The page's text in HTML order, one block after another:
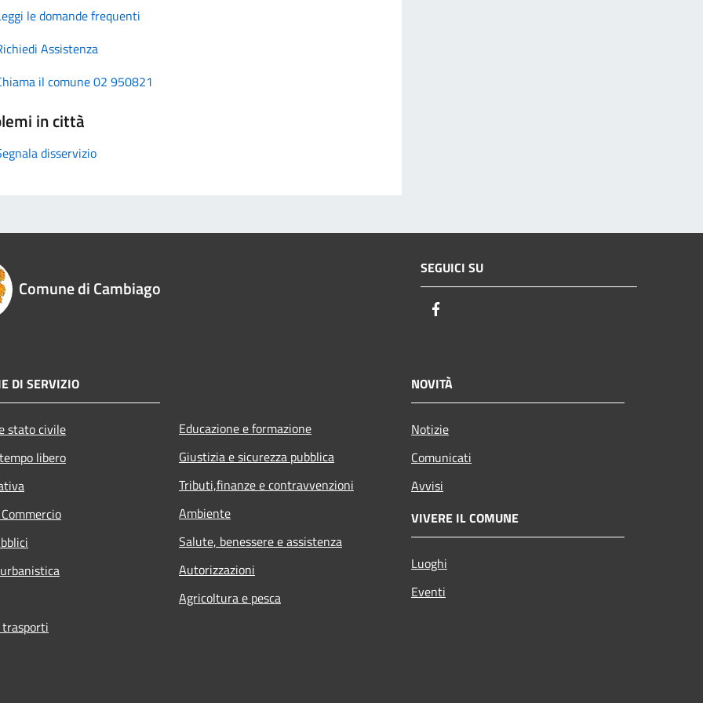
le domande frequenti
Assistenza
il comune 02 950821
in città
disservizio
Comune di Cambiago
SEGUICI SU
DI SERVIZIO
stato civile
libero
Educazione e formazione
Giustizia e sicurezza pubblica
Tributi,finanze e contravvenzioni
Ambiente
Salute, benessere e assistenza
Autorizzazioni
Agricoltura e pesca
NOVITÀ
Notizie
Comunicati
Avvisi
VIVERE IL COMUNE
Luoghi
Eventi